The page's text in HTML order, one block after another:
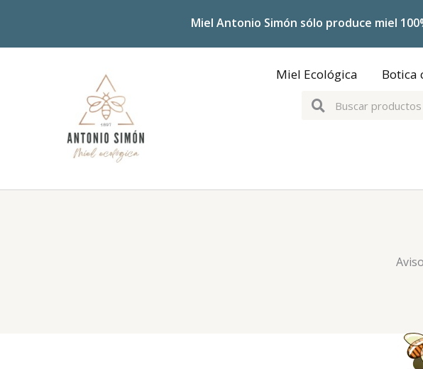
Miel Antonio Simón sólo produce miel
Miel Ecológica Botica
BuscarBuscar